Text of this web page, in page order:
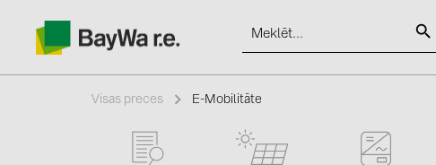
Visas preces E-Mobilitāte